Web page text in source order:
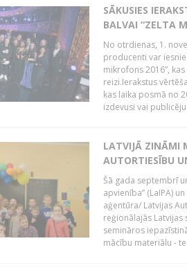
SĀKUSIES
BALVAI “ZELTA
No otrdienas, 1.
producenti var
mikrofons 2016”,
reizi.Ierakstus
kas laika posmā no
izdevusi vai
LATVIJĀ ZINĀMI
AUTORTIESĪBU
Šā gada septembrī
apvienība” (LaIPA)
aģentūra/ Latvijas
reģionālajās
semināros
mācību materiālu -